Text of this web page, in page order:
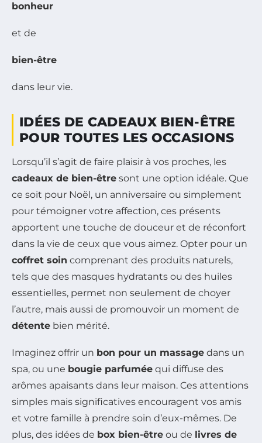
bonheur
et de
bien-être
dans leur vie.
IDÉES DE CADEAUX BIEN-ÊTRE
POUR TOUTES LES OCCASIONS
Lorsqu’il s’agit de faire plaisir à vos proches, les
cadeaux de bien-être sont une option idéale. Que
ce soit pour Noël, un anniversaire ou simplement
pour témoigner votre affection, ces présents
apportent une touche de douceur et de réconfort
dans la vie de ceux que vous aimez. Opter pour un
coffret soin comprenant des produits naturels,
tels que des masques hydratants ou des huiles
essentielles, permet non seulement de choyer
l’autre, mais aussi de promouvoir un moment de
détente bien mérité.
Imaginez offrir un bon pour un massage dans un
spa, ou une bougie parfumée qui diffuse des
arômes apaisants dans leur maison. Ces attentions
simples mais significatives encouragent vos amis
et votre famille à prendre soin d’eux-mêmes. De
plus, des idées de box bien-être ou de livres de